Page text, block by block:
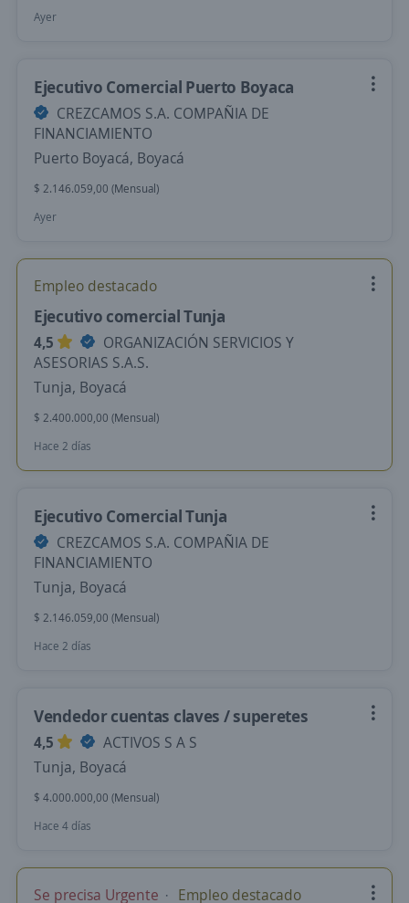
Ayer
Ejecutivo Comercial Puerto Boyaca
CREZCAMOS S.A. COMPAÑIA DE
FINANCIAMIENTO
Puerto Boyacá, Boyacá
$ 2.146.059,00 (Mensual)
Ayer
Empleo destacado
Ejecutivo comercial Tunja
4,5
ORGANIZACIÓN SERVICIOS Y
ASESORIAS S.A.S.
Tunja, Boyacá
$ 2.400.000,00 (Mensual)
Hace 2 días
Ejecutivo Comercial Tunja
CREZCAMOS S.A. COMPAÑIA DE
FINANCIAMIENTO
Tunja, Boyacá
$ 2.146.059,00 (Mensual)
Hace 2 días
Vendedor cuentas claves / superetes
4,5
ACTIVOS S A S
Tunja, Boyacá
$ 4.000.000,00 (Mensual)
Hace 4 días
Se precisa Urgente Empleo destacado